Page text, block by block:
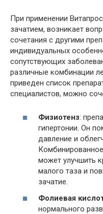
При применении
зачатием, возникает
сочетания с другими
индивидуальных
сопутствующих
различные комбинации
приведен список
специалистов, можно
Физиотенз:
гипертонии. Он
давление и
может улучшить
малого таза и
зачатие.
Фолиевая
нормального